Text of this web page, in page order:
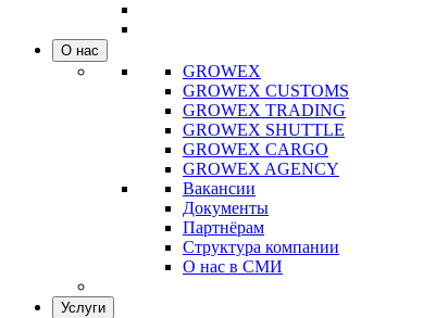
О нас
GROWEX
GROWEX CUSTOMS
GROWEX TRADING
GROWEX SHUTTLE
GROWEX CARGO
GROWEX AGENCY
Вакансии
Документы
Партнёрам
Структура компании
О нас в СМИ
Услуги